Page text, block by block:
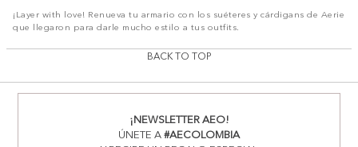
¡Layer with love! Renueva tu armario con los suéteres y cárdigans de Aerie
que llegaron para darle mucho estilo a tus outfits.
BACK TO TOP
¡NEWSLETTER AEO!
ÚNETE A#AECOLOMBIA